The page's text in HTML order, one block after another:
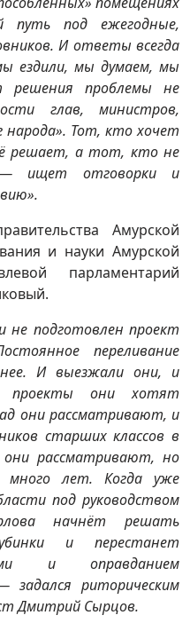
путь под ежегодные,
И ответы всегда
ездили, мы думаем, мы
решения проблемы не
глав, министров,
народа». Тот, кто хочет
решает, а тот, кто не
— ищет отговорки и
Амурской
и науки Амурской
парламентарий
подготовлен проект
переливание
И выезжали они, и
проекты они хотят
они рассматривают, и
старших классов в
они рассматривают, но
лет. Когда уже
под руководством
начнёт решать
и перестанет
и оправданием
задался риторическим
Дмитрий Сырцов.